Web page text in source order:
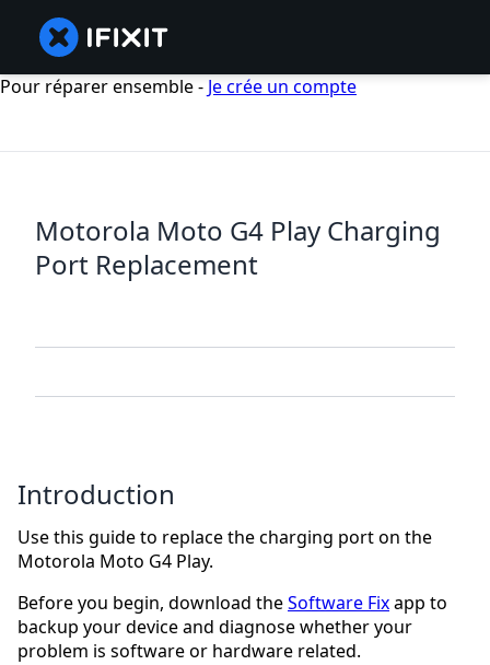
Pour réparer ensemble - Je crée un compte
Motorola Moto G4 Play Charging
Port Replacement
Introduction
Use this guide to replace the charging port on the
Motorola Moto G4 Play.
Before you begin, download theSoftware Fixapp to
backup your device and diagnose whether your
problem is software or hardware related.